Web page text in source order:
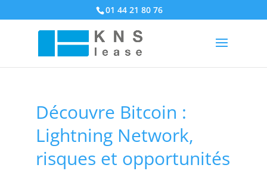
01 44 21 80 76
Découvre Bitcoin :
Lightning Network,
risques et opportunités